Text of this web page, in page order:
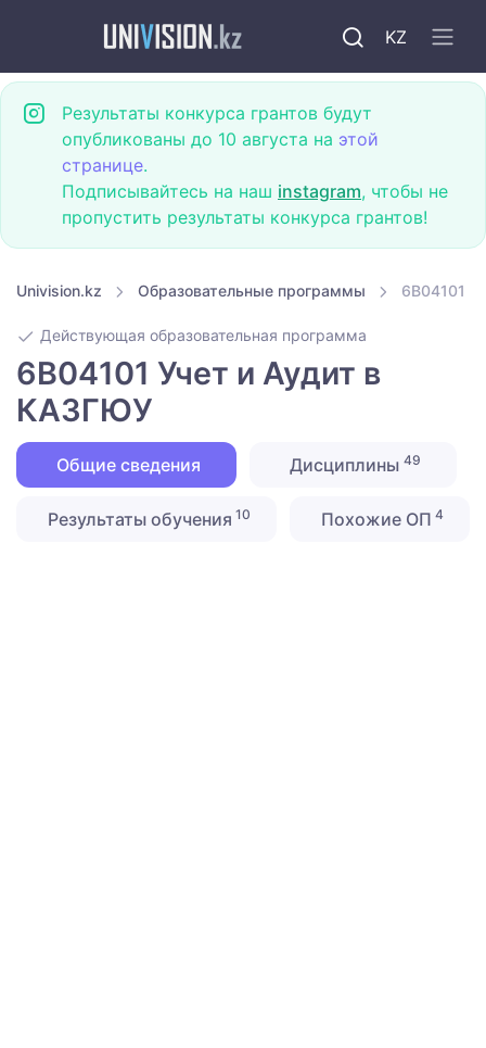
KZ
Результаты конкурса грантов будут
опубликованы до 10 августа на этой
странице.
Подписывайтесь на наш instagram, чтобы не
пропустить результаты конкурса грантов!
Univision.kz Образовательные программы 6B04101
Действующая образовательная программа
6B04101 Учет и Аудит в
КАЗГЮУ
Общие сведения Дисциплины 49
Результаты обучения 10 Похожие ОП 4